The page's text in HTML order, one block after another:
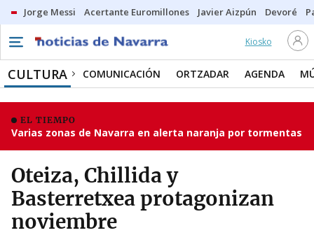
Jorge Messi Acertante Euromillones Javier Aizpún Devoré
Kiosko
CULTURA COMUNICACIÓN ORTZADAR AGENDA
EL TIEMPO
Varias zonas de Navarra en alerta naranja por tormentas
Oteiza, Chillida y
Basterretxea protagonizan
noviembre